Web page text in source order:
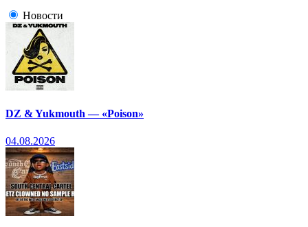
Новости
DZ & Yukmouth — «Poison»
04.08.2026